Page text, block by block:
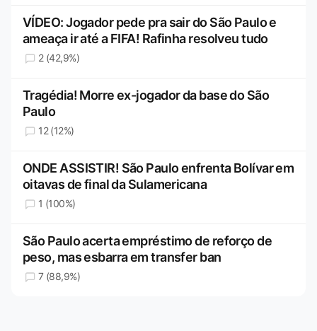
VÍDEO: Jogador pede pra sair do São Paulo e
ameaça ir até a FIFA! Rafinha resolveu tudo
2 (42,9%)
Tragédia! Morre ex-jogador da base do São
Paulo
12 (12%)
ONDE ASSISTIR! São Paulo enfrenta Bolívar em
oitavas de final da Sulamericana
1 (100%)
São Paulo acerta empréstimo de reforço de
peso, mas esbarra em transfer ban
7 (88,9%)